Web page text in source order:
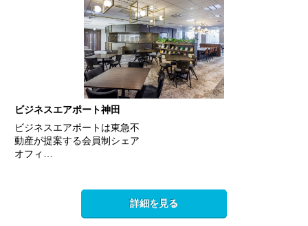
ビジネスエアポート神田
ビジネスエアポートは東急不
動産が提案する会員制シェア
オフィ…
詳細を見る